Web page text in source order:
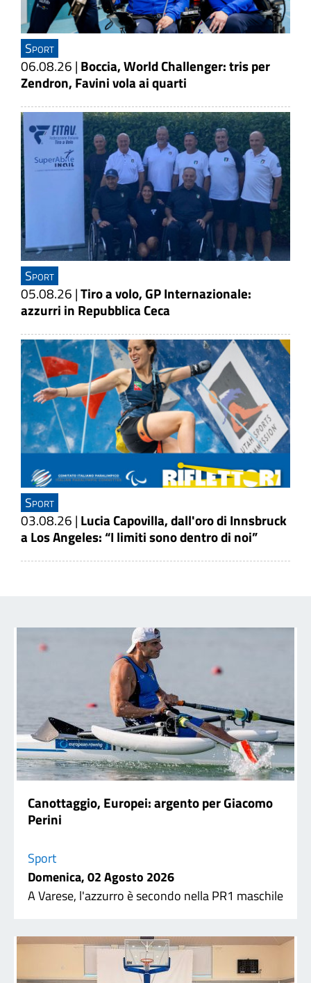
Sport
06.08.26 | Boccia, World Challenger: tris per
Zendron, Favini vola ai quarti
Sport
05.08.26 |Tiro a volo, GP Internazionale:
azzurri in Repubblica Ceca
Sport
03.08.26 | Lucia Capovilla, dall'oro di Innsbruck
a Los Angeles: “I limiti sono dentro di noi”
Canottaggio, Europei: argento per Giacomo
Perini
Sport
Domenica, 02 Agosto 2026
A Varese, l'azzurro è secondo nella PR1 maschile